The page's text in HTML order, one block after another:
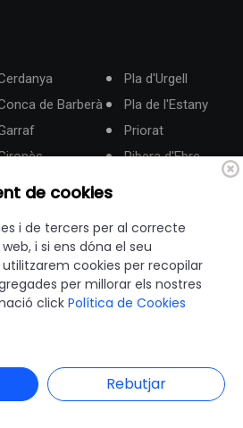
de Barberà
La Garrotxa
Garrigues
Osona
Pla d'Urgell
Pla de l'Estany
Priorat
Ribera d'Ebre
Segrià
Solsonès
Tarragonès
Terra Alta
Vallès Occidental
Vallès Oriental
de cookies
i de tercers per al correcte
i si ens dóna el seu
cookies per recopilar
per millorar els nostres
click Política de Cookies
Rebutjar